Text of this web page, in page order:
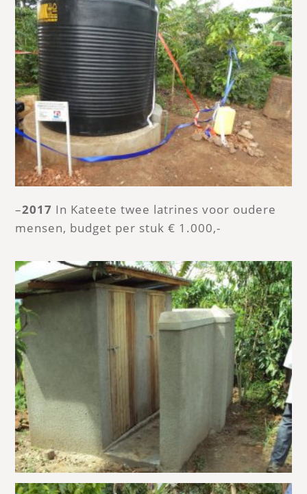
–2017 In Kateete twee latrines voor oudere
mensen, budget per stuk € 1.000,-